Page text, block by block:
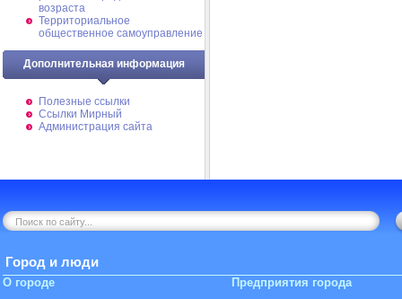
возраста
Территориальное
общественное самоуправление
Дополнительная информация
Полезные ссылки
Ссылки Мирный
Администрация сайта
Город и люди
О городе Предприятия города